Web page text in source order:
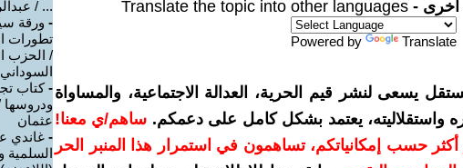
أخرى - Translate the topic into other languages
Powered by Translate
يسعى لنشر قيم الحرية، العدالة الاجتماعية، والمساواة
واستقلاليته، يعتمد بشكل كامل على دعمكم. ساهم/ي معنا!
سنويًا أو أكثر حسب إمكانياتكم، تساهمون في استمرار هذا المنبر الحر
... /
- ورقة
تطورات
/ الحزب
السوداني
-كتاب
ودروسها
عثمان
- غاندي
السلمية